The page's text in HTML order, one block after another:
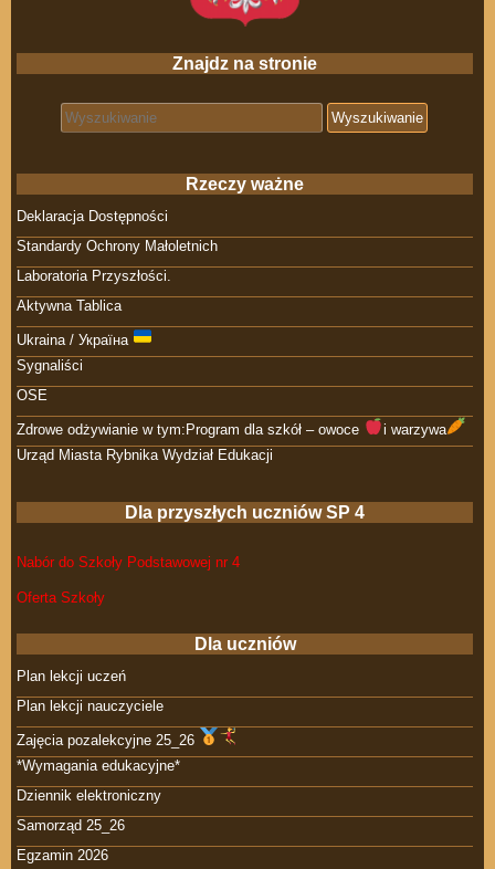
Znajdz na stronie
Search for:
Rzeczy ważne
Deklaracja Dostępności
Standardy Ochrony Małoletnich
Laboratoria Przyszłości.
Aktywna Tablica
Ukraina / Україна
Sygnaliści
OSE
Zdrowe odżywianie w tym:Program dla szkół – owoce
i warzywa
Urząd Miasta Rybnika Wydział Edukacji
Dla przyszłych uczniów SP 4
Nabór do Szkoły Podstawowej nr 4
Oferta Szkoły
Dla uczniów
Plan lekcji uczeń
Plan lekcji nauczyciele
Zajęcia pozalekcyjne 25_26
*Wymagania edukacyjne*
Dziennik elektroniczny
Samorząd 25_26
Egzamin 2026